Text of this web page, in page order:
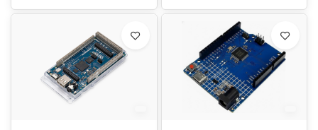
avec les shields
facile depuis l'UNO R3.
Explorez de nouvelles
possibilités de projet !